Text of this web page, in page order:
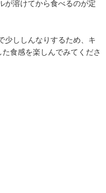
が溶けてから食べるのが定
少ししんなりするため、キ
た食感を楽しんでみてくださ